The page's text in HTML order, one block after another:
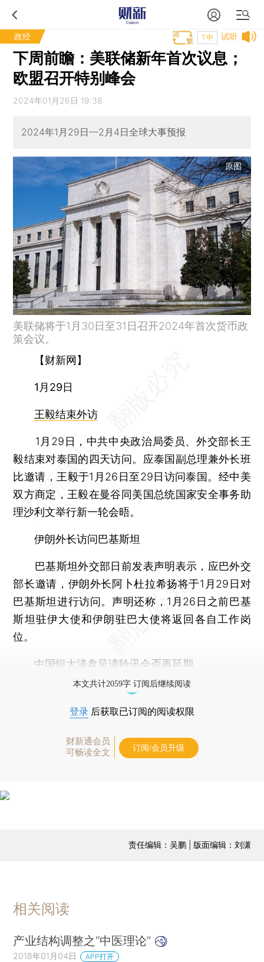
政经 试听
T中
下周前瞻：美联储新年首次议息；
欧盟召开特别峰会
2024年01月26日 19:38
2024年1月29日—2月4日全球大事预报
原图
美联储将于1月30日至31日召开2024年首次货币政
策会议。
【财新网】
1月29日
王毅结束外访
1月29日，中共中央政治局委员、外交部长王
毅结束对泰国的四天访问。应泰国副总理兼外长班
比邀请，王毅于1月26日至29日访问泰国。经中美
双方商定，王毅在曼谷同美国总统国家安全事务助
理沙利文举行新一轮会晤。
伊朗外长访问巴基斯坦
巴基斯坦外交部日前发表声明表示，应巴外交
部长邀请，伊朗外长阿卜杜拉希扬将于1月29日对
巴基斯坦进行访问。声明还称，1月26日之前巴基
斯坦驻伊大使和伊朗驻巴大使将返回各自工作岗
位。
中国恒大清盘呈请聆讯会否再延期
本文共计2059字 订阅后继续阅读
登录 后获取已订阅的阅读权限
财新通会员
可畅读全文
订阅/会员升级
责任编辑：吴鹏 | 版面编辑：刘潇
相关阅读
产业结构调整之“中医理论”
2018年01月04日 APP打开